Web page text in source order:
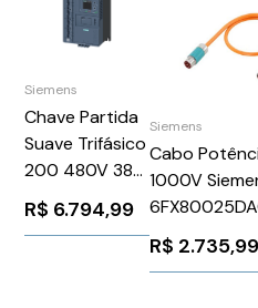
Siemens
Chave Partida
Suave Trifásico
200 480V 38A
110 220V
3RW55173HA14
R$ 6.794,99
Siemens
Cabo
1000V
R$ 2.735,99